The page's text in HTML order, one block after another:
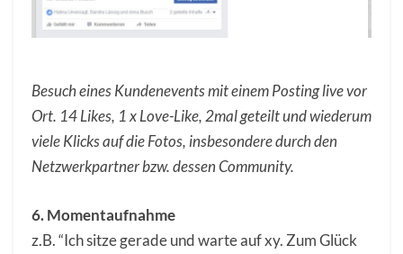
Besuch eines Kundenevents mit einem Posting live vor
Ort. 14 Likes, 1 x Love-Like, 2mal geteilt und wiederum
viele Klicks auf die Fotos, insbesondere durch den
Netzwerkpartner bzw. dessen Community.
6. Momentaufnahme
z.B. “Ich sitze gerade und warte auf xy. Zum Glück